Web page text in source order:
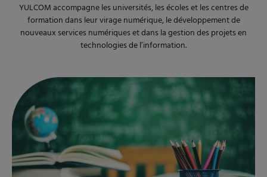
YULCOM accompagne les universités, les écoles et les centres de
formation dans leur virage numérique, le développement de
nouveaux services numériques et dans la gestion des projets en
technologies de l’information.